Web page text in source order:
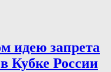
идею запрета
Кубке России